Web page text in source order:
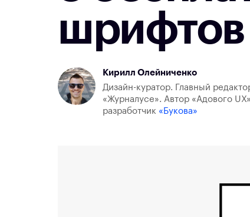
шрифтов
Кирилл Олейниченко
Дизайн-куратор. Главный
«Журналусе». Автор «Адового
разработчик «Букова»